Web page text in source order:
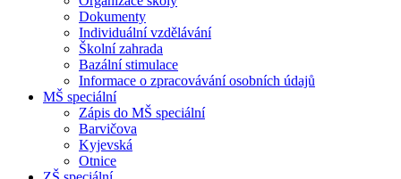
Dokumenty
Individuální vzdělávání
Školní zahrada
Bazální stimulace
Informace o zpracovávání osobních údajů
MŠ speciální
Zápis do MŠ speciální
Barvičova
Kyjevská
Otnice